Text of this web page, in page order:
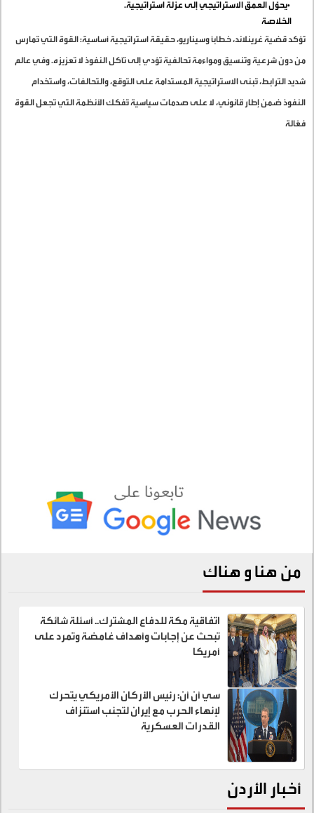
•يحوّل العمق الاستراتيجي إلى عزلة استراتيجية.
الخلاصة
تؤكد قضية غرينلاند، خطابًا وسيناريو، حقيقة استراتيجية أساسية: القوة التي تُمارس
من دون شرعية وتنسيق ومواءمة تحالفية تؤدي إلى تآكل النفوذ لا تعزيزه. وفي عالم
شديد الترابط، تُبنى الاستراتيجية المستدامة على التوقع، والتحالفات، واستخدام
النفوذ ضمن إطار قانوني، لا على صدمات سياسية تُفكك الأنظمة التي تجعل القوة
فعّالة
من هنا و هناك
اتفاقية مكة للدفاع المشترك.. أسئلة شائكة
تبحث عن إجابات وأهداف غامضة وتمرد على
أمريكا
سي أن أن: رئيس الأركان الأمريكي يتحرك
لإنهاء الحرب مع إيران لتجنب استنزاف
القدرات العسكرية
أخبار الأردن